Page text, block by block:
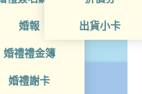
婚報
婚禮禮金簿
婚禮謝卡
出貨小卡